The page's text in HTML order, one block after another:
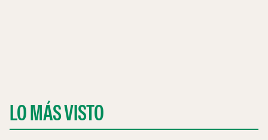
LO MÁS VISTO